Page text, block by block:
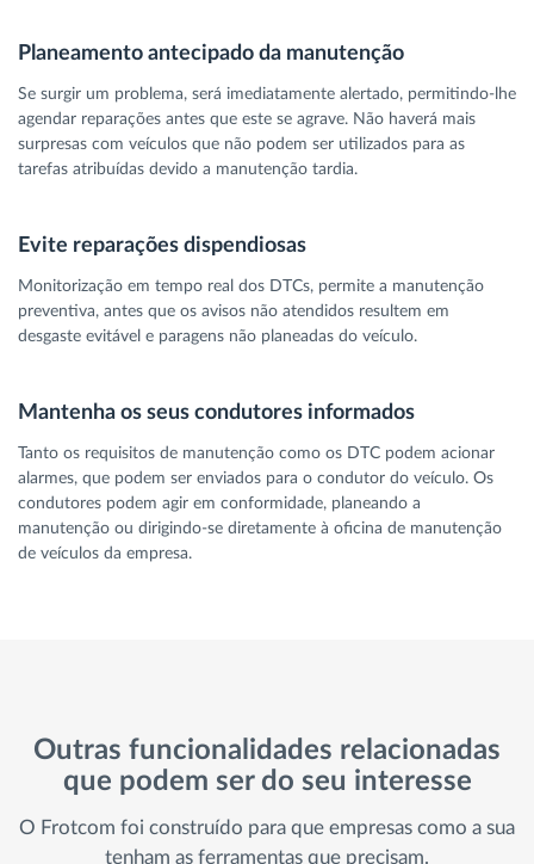
Planeamento antecipado da manutenção
Se surgir um problema, será imediatamente alertado, permitindo-lhe
agendar reparações antes que este se agrave. Não haverá mais
surpresas com veículos que não podem ser utilizados para as
tarefas atribuídas devido a manutenção tardia.
Evite reparações dispendiosas
Monitorização em tempo real dos DTCs, permite a manutenção
preventiva, antes que os avisos não atendidos resultem em
desgaste evitável e paragens não planeadas do veículo.
Mantenha os seus condutores informados
Tanto os requisitos de manutenção como os DTC podem acionar
alarmes, que podem ser enviados para o condutor do veículo. Os
condutores podem agir em conformidade, planeando a
manutenção ou dirigindo-se diretamente à oficina de manutenção
de veículos da empresa.
Outras funcionalidades relacionadas
que podem ser do seu interesse
O Frotcom foi construído para que empresas como a sua
tenham as ferramentas que precisam.